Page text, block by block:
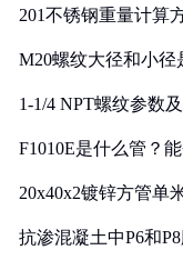
201不锈钢重量计算
M20螺纹大径和小径
1-1/4 NPT螺纹参数
F1010E是什么管？
20x40x2镀锌方管单
抗渗混凝土中P6和